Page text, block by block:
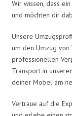
Wir wissen, dass
und möchten dir
Unsere
um den Umzug von
professionellen
Transport in
deiner Möbel am
Vertraue auf die